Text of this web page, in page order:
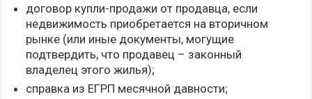
договор купли-продажи от продавца, если
недвижимость приобретается на вторичном
рынке (или иные документы, могущие
подтвердить, что продавец – законный
владелец этого жилья);
справка из ЕГРП месячной давности;